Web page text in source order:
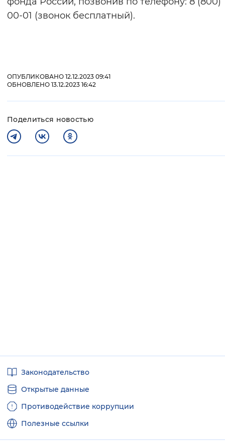
00-01 (звонок бесплатный).
ОПУБЛИКОВАНО 12.12.2023 09:41
ОБНОВЛЕНО 13.12.2023 16:42
Поделиться новостью
ссылкиЗаконодательство
Открытые данные
Противодействие коррупции
Полезные ссылки